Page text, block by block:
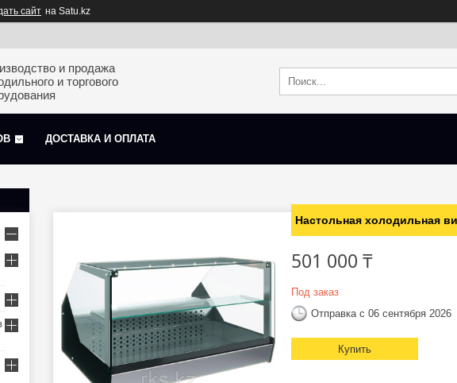
сайт на Satu.kz
и продажа
и торгового
ДОСТАВКА И ОПЛАТА
Настольная холодильная
501 000 ₸
Под заказ
Отправка с 06 сентября 2026
Купить